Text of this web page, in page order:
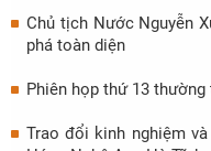
Chủ tịch Nước Nguyễn
phá toàn diện
Phiên họp thứ 13
Trao đổi kinh nghiệm